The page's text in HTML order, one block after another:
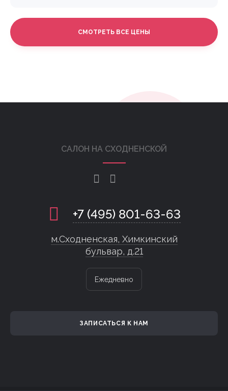
СМОТРЕТЬ ВСЕ ЦЕНЫ
САЛОН НА СХОДНЕНСКОЙ
+7 (495) 801-63-63
м.Сходненская, Химкинский
бульвар, д.21
Ежедневно
ЗАПИСАТЬСЯ К НАМ